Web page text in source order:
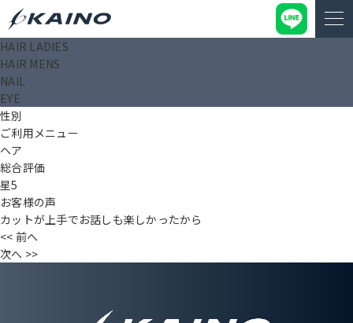
HAIR LADIES
HAIR MENS
NAIL
EYE
鍋島 惠美子
投稿日： 2025.08.28
タイトル（〇〇様）
年齢
性別
ご利用メニュー
ヘア
総合評価
星5
お客様の声
カットが上手でお話しも楽しかったから
<< 前へ
次へ >>